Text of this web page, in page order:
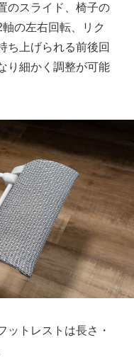
のスライド、椅子の
の左右回転、リク
ち上げられる前後回
り細かく調整が可能
ットレストは長さ・